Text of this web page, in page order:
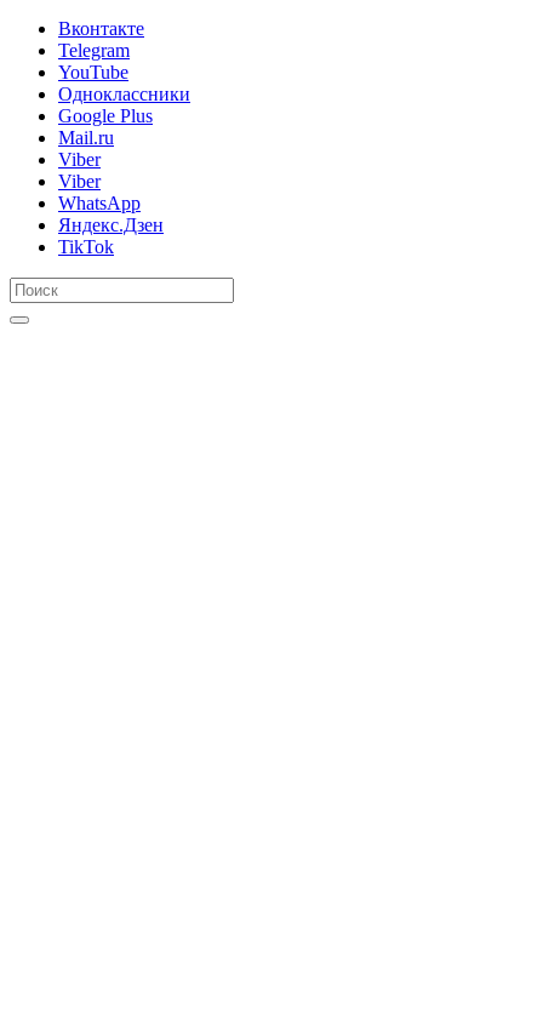
Вконтакте
Telegram
YouTube
Одноклассники
Google Plus
Mail.ru
Viber
Viber
WhatsApp
Яндекс.Дзен
TikTok